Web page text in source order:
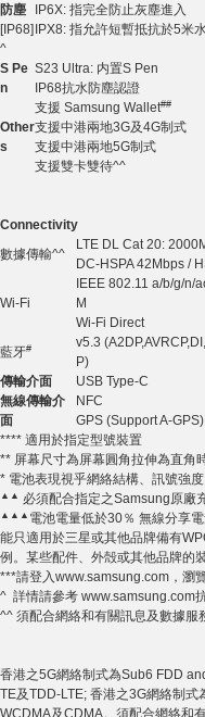
防塵
[IP68]
^
IP6X: 指完全防止灰塵進入
IPX8: 指允許短暫抵抗於5米
S Pe
n
S23 Ultra: 内置S Pen
IP68抗水防塵認證
Other
s
支援 Samsung Wallet##
支援中港兩地3G及4G制式
支援中港兩地5G制式
支援雙卡雙待^^
Connectivity
數據傳輸^^
LTE DL Cat 20:
DC-HSPA42Mbps /
Wi-Fi
IEEE 802.11 a/b/g/n/
M
Wi-Fi Direct
藍牙#
v5.3
P)
傳輸介面
USB Type-C
無線傳輸介
面
NFC
GPS (Support A-
**** 適用於指定型號裝置
** 屏幕尺寸為屏幕圓角拉伸為直角
* 電池表現視乎網絡結構、訊號強
▲▲ 必須配合指定之Samsung原廠
▲▲▲ 電池電量低於30％ 無線分享
能只適用於三星或其他品牌備有
例。某些配件、外殻或其他品牌的
***請登入www.samsung.com，瀏
^ 詳情請參考 www.samsung.com
^^ 須配合網絡和有關訊息及數據服
香港之5G網絡制式為Sub6 FDD
TE及TDD-LTE; 香港之3G網絡制式